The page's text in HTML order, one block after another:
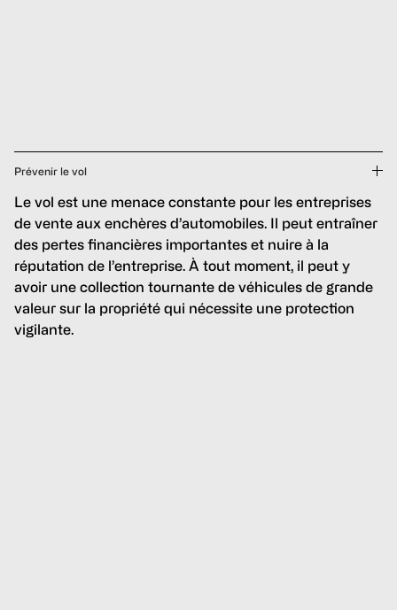
Prévenir le vol
Le vol est une menace constante pour les entreprises
de vente aux enchères d’automobiles. Il peut entraîner
des pertes financières importantes et nuire à la
réputation de l’entreprise. À tout moment, il peut y
avoir une collection tournante de véhicules de grande
valeur sur la propriété qui nécessite une protection
vigilante.